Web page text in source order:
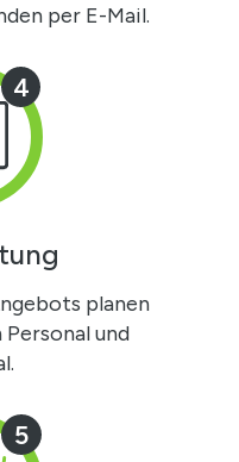
per E-Mail.
4
planen
und
5